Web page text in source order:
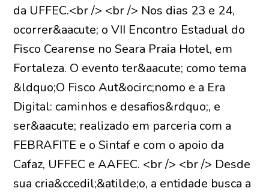
da UFFEC.<br /> <br /> Nos dias 23 e 24,
ocorrer&aacute; o VII Encontro Estadual do
Fisco Cearense no Seara Praia Hotel, em
Fortaleza. O evento ter&aacute; como tema
&ldquo;O Fisco Aut&ocirc;nomo e a Era
Digital: caminhos e desafios&rdquo;, e
ser&aacute; realizado em parceria com a
FEBRAFITE e o Sintaf e com o apoio da
Cafaz, UFFEC e AAFEC. <br /> <br /> Desde
sua cria&ccedil;&atilde;o, a entidade busca a